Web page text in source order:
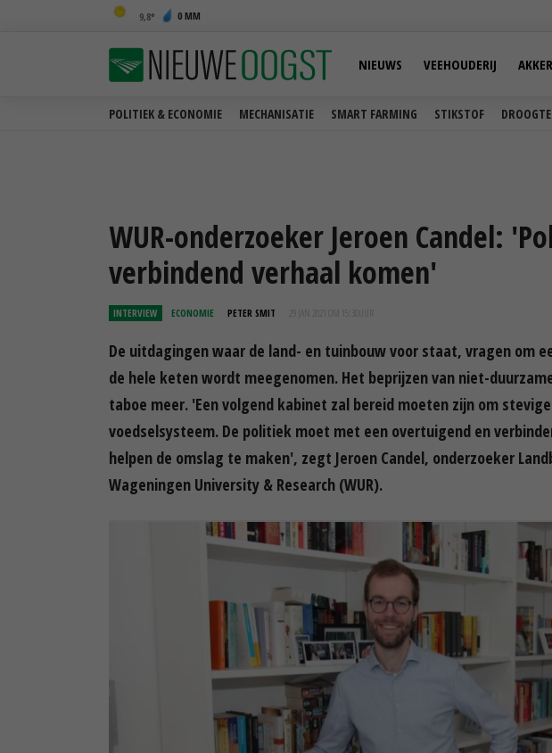
9,8 0 MM
POLITIEK & ECONOMIE MECHANISATIE SMART FARMING STIKSTOF DROOGTE
NIEUWS VEEHOUDERIJ
WUR-onderzoeker Jeroen Candel:
verbindend verhaal komen'
INTERVIEW ECONOMIE PETER SMIT 29 JAN 2021 OM 15:30
De uitdagingen waar de land- en tuinbouw voor staat, vragen om
de hele keten wordt meegenomen. Het beprijzen van niet-
taboe meer. 'Een volgend kabinet zal bereid moeten zijn om
voedselsysteem. De politiek moet met een overtuigend en
helpen de omslag te maken', zegt Jeroen Candel, onderzoeker
Wageningen University & Research (WUR).